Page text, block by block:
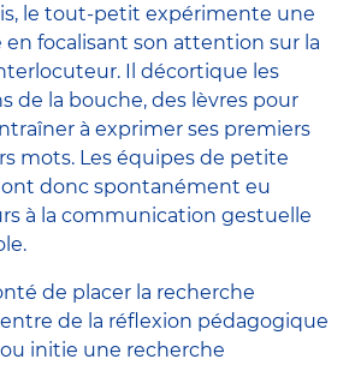
le tout-petit expérimente une
en focalisant son attention sur la
Il décortique les
de la bouche, des lèvres pour
à exprimer ses premiers
mots. Les équipes de petite
donc spontanément eu
à la communication gestuelle
de placer la recherche
de la réflexion pédagogique
initie une recherche